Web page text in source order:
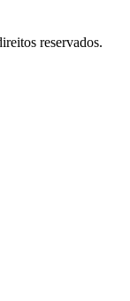
reservados.